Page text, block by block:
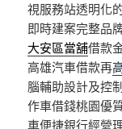
視服務站透明化
即時建案完整品
大安區當舖借款
高雄汽車借款再
腦輔助設計及控
作車借錢桃園優
車便捷銀行經營